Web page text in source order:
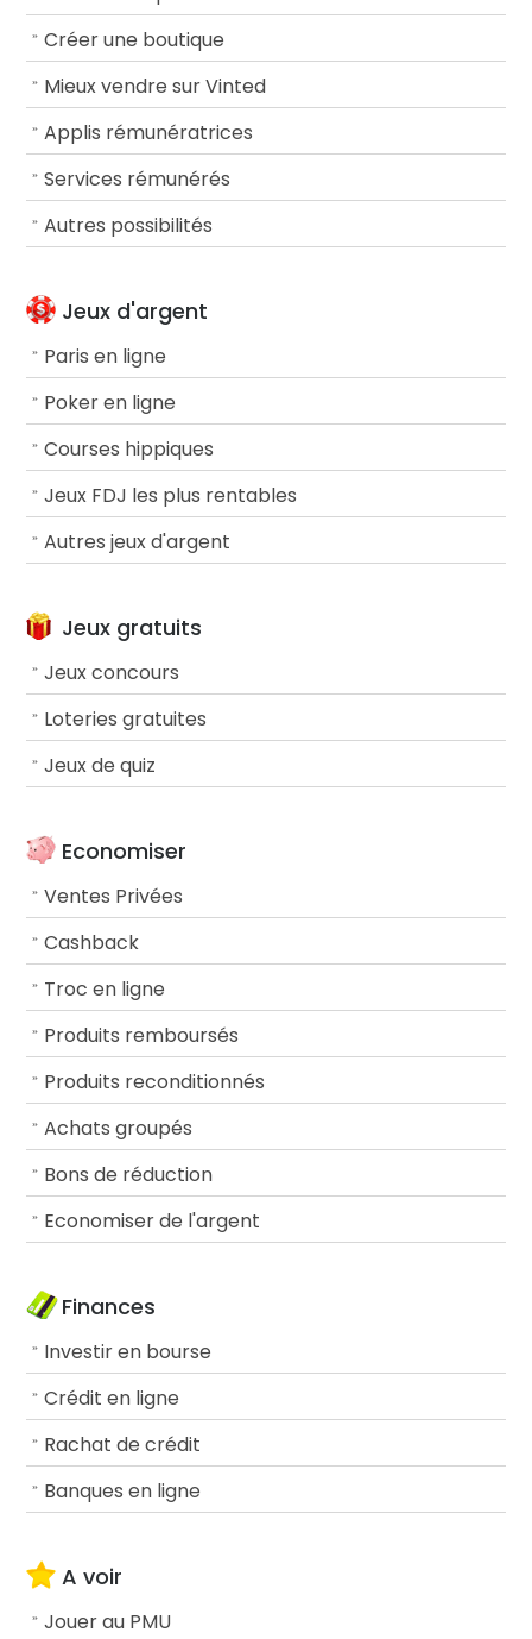
Créer une boutique
Mieux vendre sur Vinted
Applis rémunératrices
Services rémunérés
Autres possibilités
Jeux d'argent
Paris en ligne
Poker en ligne
Courses hippiques
Jeux FDJ les plus rentables
Autres jeux d'argent
Jeux gratuits
Jeux concours
Loteries gratuites
Jeux de quiz
Economiser
Ventes Privées
Cashback
Troc en ligne
Produits remboursés
Produits reconditionnés
Achats groupés
Bons de réduction
Economiser de l'argent
Finances
Investir en bourse
Crédit en ligne
Rachat de crédit
Banques en ligne
A voir
Jouer au PMU